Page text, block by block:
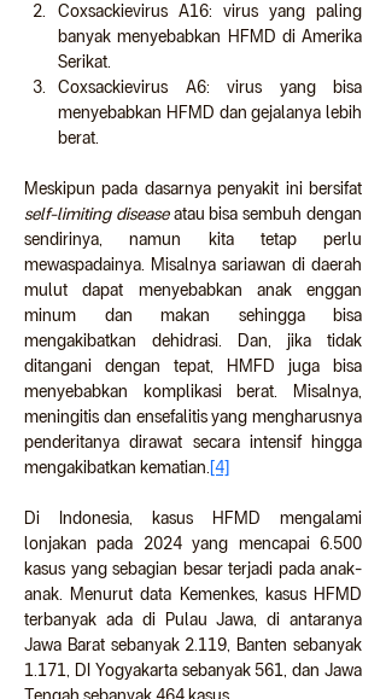
Coxsackievirus A16: virus yang paling
banyak menyebabkan HFMD di Amerika
Serikat.
Coxsackievirus A6: virus yang bisa
menyebabkan HFMD dan gejalanya lebih
berat.
self-limiting disease atau bisa sembuh dengan
sendirinya, namun kita tetap perlu
mewaspadainya. Misalnya sariawan di daerah
mulut dapat menyebabkan anak enggan
minum dan makan sehingga bisa
mengakibatkan dehidrasi. Dan, jika tidak
ditangani dengan tepat, HMFD juga bisa
menyebabkan komplikasi berat. Misalnya,
meningitis dan ensefalitis yang mengharusnya
penderitanya dirawat secara intensif hingga
mengakibatkan kematian. [4]
Di Indonesia, kasus HFMD mengalami
lonjakan pada 2024 yang mencapai 6.500
kasus yang sebagian besar terjadi pada anak-
anak. Menurut data Kemenkes, kasus HFMD
terbanyak ada di Pulau Jawa, di antaranya
Jawa Barat sebanyak 2.119, Banten sebanyak
1.171, DI Yogyakarta sebanyak 561, dan Jawa